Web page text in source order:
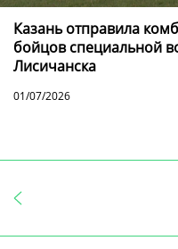
Казань отправила
бойцов специальной
Лисичанска
01/07/2026